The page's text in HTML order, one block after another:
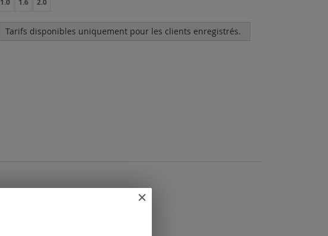
1.0 1.6 2.0
Tarifs disponibles uniquement pour les clients enregistrés.